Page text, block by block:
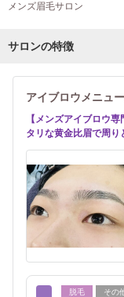
メンズ眉毛サロン
サロンの特徴
アイブロウメニュ
【メンズアイブロウ
タリな黄金比眉で周り
脱毛 その